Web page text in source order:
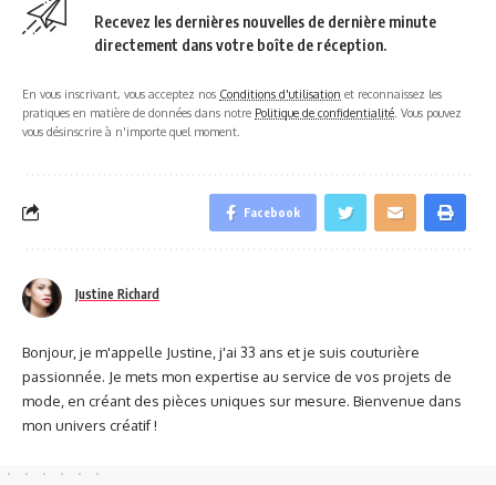
Recevez les dernières nouvelles de dernière minute
directement dans votre boîte de réception.
En vous inscrivant, vous acceptez nos Conditions d'utilisation et reconnaissez les
pratiques en matière de données dans notre Politique de confidentialité . Vous pouvez
vous désinscrire à n'importe quel moment.
Facebook
Justine Richard
Bonjour, je m'appelle Justine, j'ai 33 ans et je suis couturière
passionnée. Je mets mon expertise au service de vos projets de
mode, en créant des pièces uniques sur mesure. Bienvenue dans
mon univers créatif !